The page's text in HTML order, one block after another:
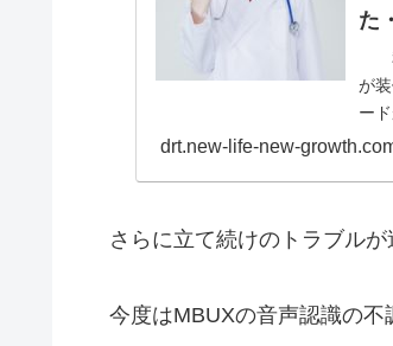
た
私
が
ー
drt.new-life-new-
さらに立て続けのトラブルが
今度はMBUXの音声認識の不